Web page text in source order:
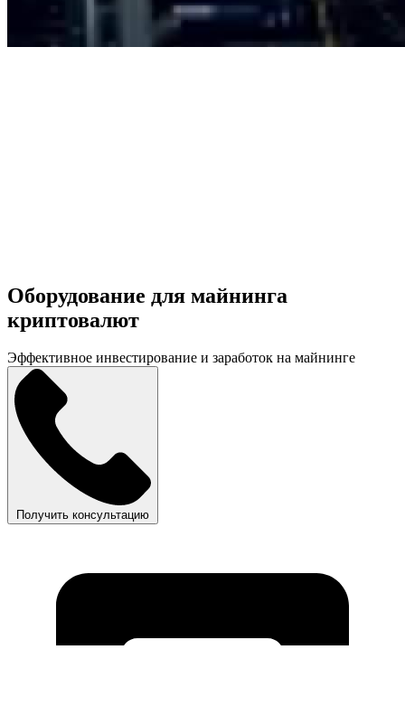
Оборудование для майнинга
криптовалют
Эффективное инвестирование и заработок на майнинге
Получить консультацию